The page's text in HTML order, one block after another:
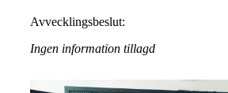
Avvecklingsbeslut:
Ingen information tillagd